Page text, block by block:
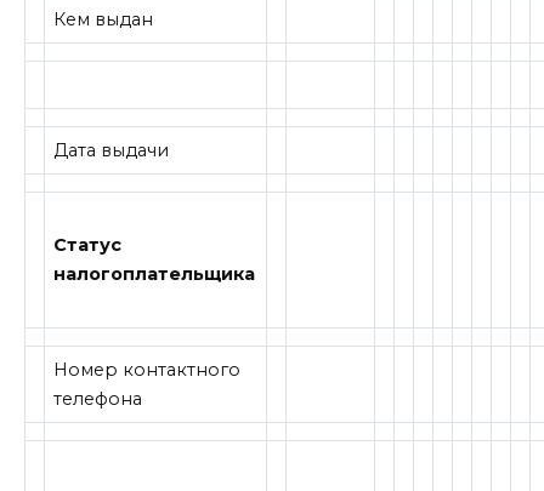
Кем выдан
Дата выдачи
Статус
налогоплательщика
Номер контактного
телефона